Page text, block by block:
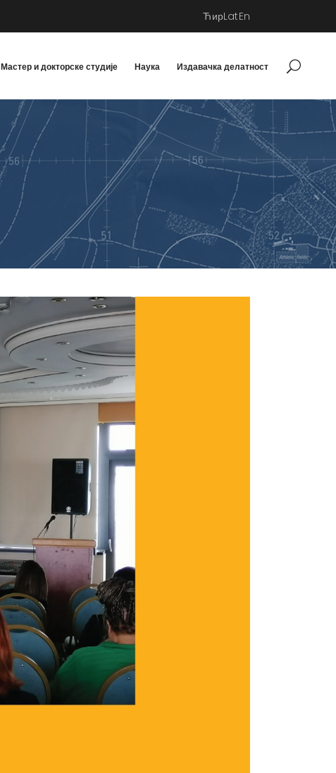
ЋирLatEn
Мастер и докторске студије Наука Издавачка делатност